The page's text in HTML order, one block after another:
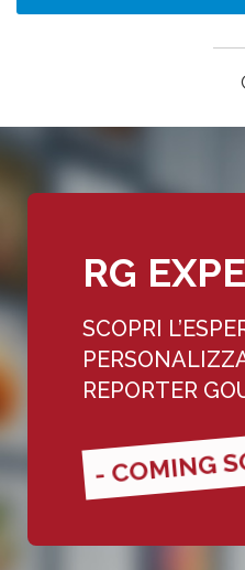
RG
SCOPRI
REPORTER
- COMING